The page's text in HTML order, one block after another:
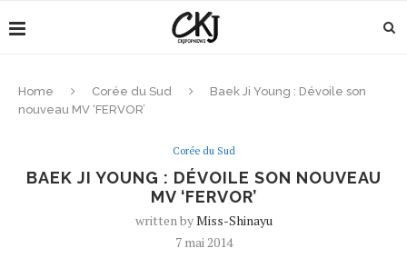
Home Corée du Sud
Baek Ji Young : Dévoile son
nouveau MV ‘FERVOR’
Corée du Sud
BAEK JI YOUNG : DÉVOILE SON NOUVEAU
MV ‘FERVOR’
written byMiss-Shinayu
7 mai 2014